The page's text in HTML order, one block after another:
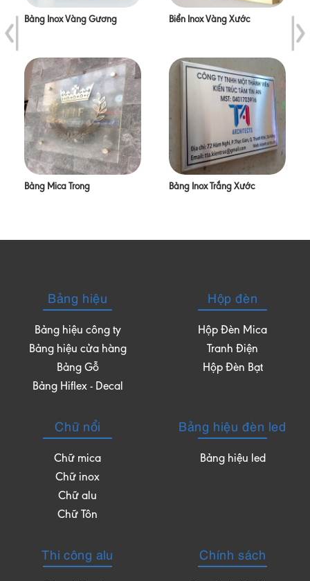
Bảng Inox Vàng Gương
Bảng Mica Trong
Biển Inox Vàng Xước
Bảng Inox Trắng Xước
Bảng hiệu
Bảng hiệu công ty
Bảng hiệu cửa hàng
Bảng Gỗ
Bảng Hiflex - Decal
Hộp đèn
Hộp Đèn Mica
Tranh Điện
Hộp Đèn Bạt
Chữ nổi
Chữ mica
Chữ inox
Chữ alu
Chữ Tôn
Bảng hiệu đèn led
Bảng hiệu led
Thi công alu Chính sách